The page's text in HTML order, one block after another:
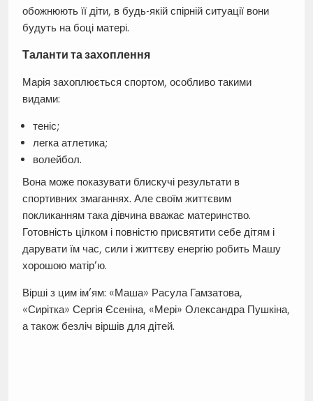
обожнюють її діти, в будь-якій спірній ситуації вони
будуть на боці матері.
Таланти та захоплення
Марія захоплюється спортом, особливо такими
видами:
теніс;
легка атлетика;
волейбол.
Вона може показувати блискучі результати в
спортивних змаганнях. Але своїм життєвим
покликанням така дівчина вважає материнство.
Готовність цілком і повністю присвятити себе дітям і
дарувати їм час, сили і життєву енергію робить Машу
хорошою матір’ю.
Вірші з цим ім’ям: «Маша» Расула Гамзатова,
«Сирітка» Сергія Єсеніна, «Мері» Олександра Пушкіна,
а також безліч віршів для дітей.